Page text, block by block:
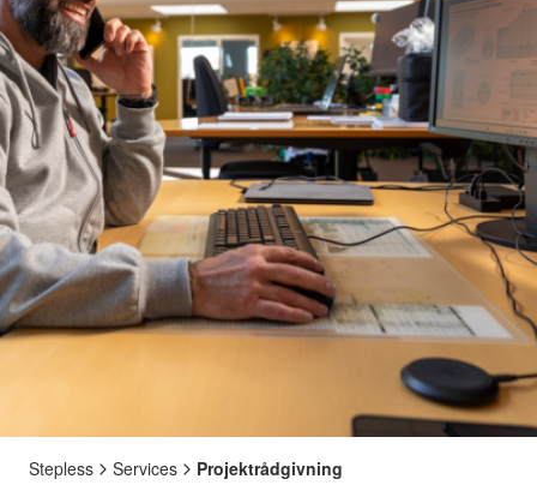
Stepless Services Projektrådgivning